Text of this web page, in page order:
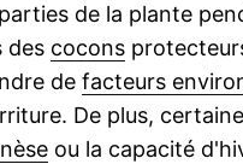
de la plante
des cocons
de facteurs
De plus,
ou la capacité